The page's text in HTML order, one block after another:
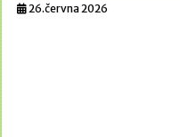
26.června 2026